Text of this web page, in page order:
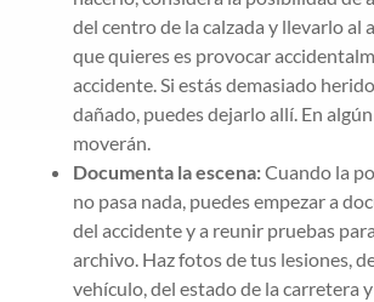
del centro de la calzada y llevarlo al
que quieres es provocar
accidente. Si estás demasiado
dañado, puedes dejarlo allí. En
moverán.
Documenta la escena:Cuando la
no pasa nada, puedes empezar a
del accidente y a reunir pruebas
archivo. Haz fotos de tus lesiones,
vehículo, del estado de la carretera